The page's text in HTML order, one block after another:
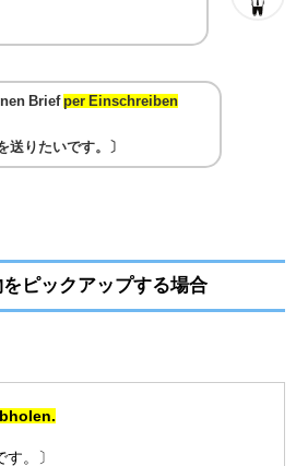
Briefper Einschreiben
送りたいです。〕
ピックアップする場合
。〕